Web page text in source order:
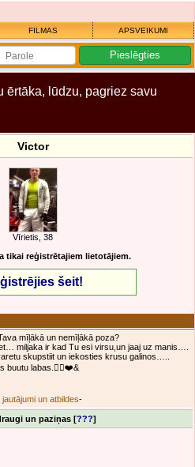
FILMAS APSVEIKUMI
ērtāka, lūdzu, pagriez savu
Victor
Vīrietis, 38
tikai reģistrētajiem lietotājiem.
šeit!
mīļākā un nemīļākā poza?
miljaka ir kad Tu esi virsu,un jaaj uz manis….
skupstiit un iekosties krusu galinos…..
buutu labas.❤️‍🔥❤️‍&
un atbildes-
un paziņas [???]